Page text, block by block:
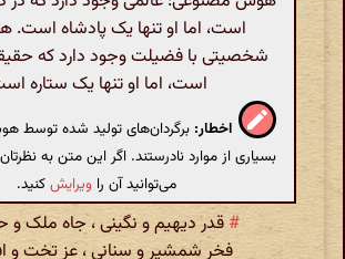
است، اما او تنها یک پادشاه است.
شخصیتی با فضیلت وجود دارد که
است، اما او تنها یک ستاره
اخطار: برگردان‌های تولید شده توسط
بسیاری از موارد نادرستند. اگر این متن به
می‌توانید آن را ویرایشکنید.
# قدر دیهیم و نگینی ، جاه ملک
فخر شمشیر و سنانی ، عز تخت و